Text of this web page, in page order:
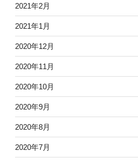
2021年2月
2021年1月
2020年12月
2020年11月
2020年10月
2020年9月
2020年8月
2020年7月